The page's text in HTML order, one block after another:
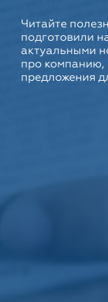
Читайте
подготовили
актуальными
про компанию,
предложения